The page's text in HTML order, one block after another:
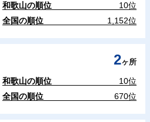
和歌山の順位
10位
全国の順位
1,152位
2ヶ所
和歌山の順位
10位
全国の順位
670位